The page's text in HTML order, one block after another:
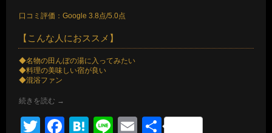
口コミ評価：Google 3.8点/5.0点
【こんな人におススメ】
◆名物の田んぼの湯に入ってみたい
◆料理の美味しい宿が良い
◆混浴ファン
続きを読む →
TwitterFacebook
Hatena
LineEmail
共